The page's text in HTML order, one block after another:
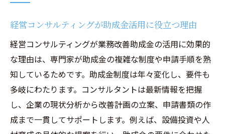
経営コンサルによる助成金の申請成功事例
専門家が語る業務改善助成金のメリットと
注意点
業務改善助成金の申請手順と経営コンサルの役
割
業務改善助成金の申請手順を経営コンサル
が解説
経営コンサルティングが助成金活用に役立つ理由
経営コンサルティングが業務改善助成金の活用に効果的
な理由は、専門家が助成金の複雑な制度や申請手順を熟
知しているためです。助成金制度は年々変化し、要件も
多岐にわたります。コンサルタントは最新情報を把握
し、企業の現状分析から改善計画の立案、申請書類の作
成まで一貫してサポートします。例えば、設備投資や人